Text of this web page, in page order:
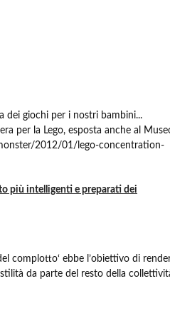
dei giochi per i nostri bambini...
per la Lego, esposta anche al
2012/01/lego-concentration-
più intelligenti e preparati dei
complotto‘ ebbe l’obiettivo di
da parte del resto della